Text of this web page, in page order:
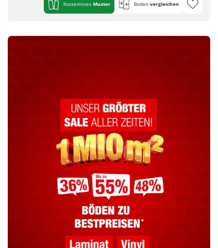
Kostenloses Muster Boden vergleichen